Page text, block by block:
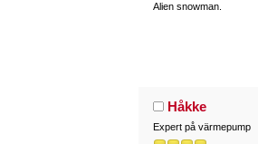
Alien snowman.
Håkke
Expert på värmepump